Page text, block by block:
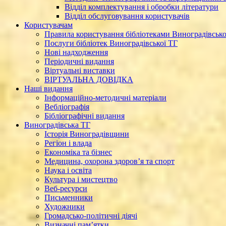
Відділ комплектування і обробки літератури
Відділ обслуговування користувачів
Користувачам
Правила користування бібліотеками
Послуги бібліотек Виноградівської ТГ
Нові надходження
Періодичні видання
Віртуальні виставки
ВІРТУАЛЬНА ДОВІДКА
Наші видання
Інформаційно-методичні матеріали
Вебліографія
Бібліографічні видання
Виноградівська ТГ
Історія Виноградівщини
Регіон і влада
Економіка та бізнес
Медицина, охорона здоров’я та спорт
Наука і освіта
Культура і мистецтво
Веб-ресурси
Письменники
Художники
Громадсько-політичні діячі